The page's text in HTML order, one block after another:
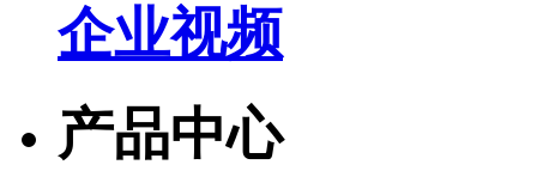
企业视频
产品中心